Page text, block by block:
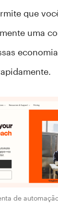
que
uma
de